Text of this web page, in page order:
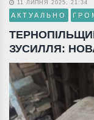
11 ЛИПНЯ 2025, 21:34
АКТУАЛЬНО
ЗУСИЛЛЯ: